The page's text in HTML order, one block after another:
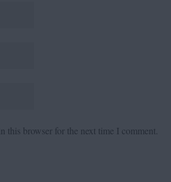
this browser for the next time I comment.